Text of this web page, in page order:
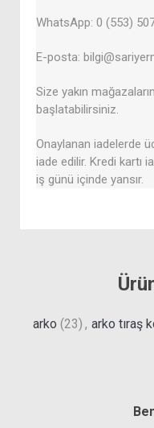
WhatsApp: 0 (553)
E-posta:
Size yakın
başlatabilirsiniz.
Onaylanan iadelerde
iade edilir. Kredi kartı
iş günü içinde yansır.
arko (23) , arko tıraş